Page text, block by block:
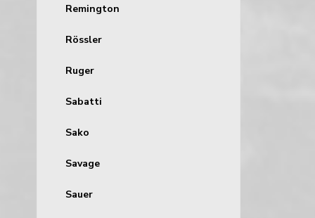
Remington
Rössler
Ruger
Sabatti
Sako
Savage
Sauer